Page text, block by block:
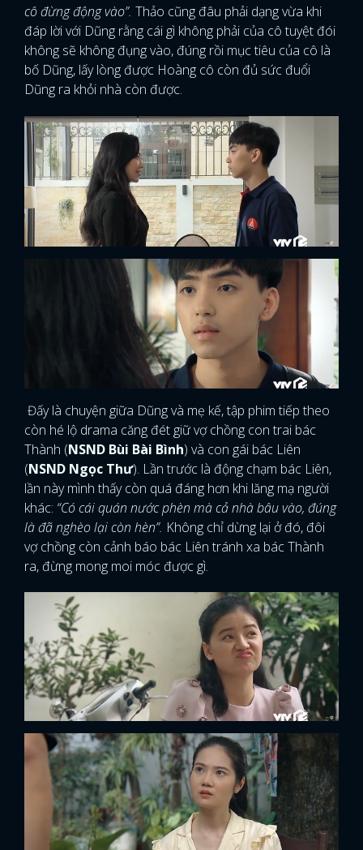
cô đừng động vào”. Thảo cũng đâu phải dạng vừa khi
đáp lời với Dũng rằng cái gì không phải của cô tuyệt đói
không sẽ không đụng vào, đúng rồi mục tiêu của cô là
bố Dũng, lấy lòng được Hoàng cô còn đủ sức đuổi
Dũng ra khỏi nhà còn được.
Đấy là chuyện giữa Dũng và mẹ kế, tập phim tiếp theo
còn hé lộ drama căng đét giữ vợ chồng con trai bác
Thành (NSND Bùi Bài Bình) và con gái bác Liên
(NSND Ngọc Thư). Lần trước là động chạm bác Liên,
lần này mình thấy còn quá đáng hơn khi lăng mạ người
khác: “Có cái quán nước phèn mà cả nhà bâu vào, đúng
là đã nghèo lại còn hèn”. Không chỉ dừng lại ở đó, đôi
vợ chồng còn cảnh báo bác Liên tránh xa bác Thành
ra, đừng mong moi móc được gì.